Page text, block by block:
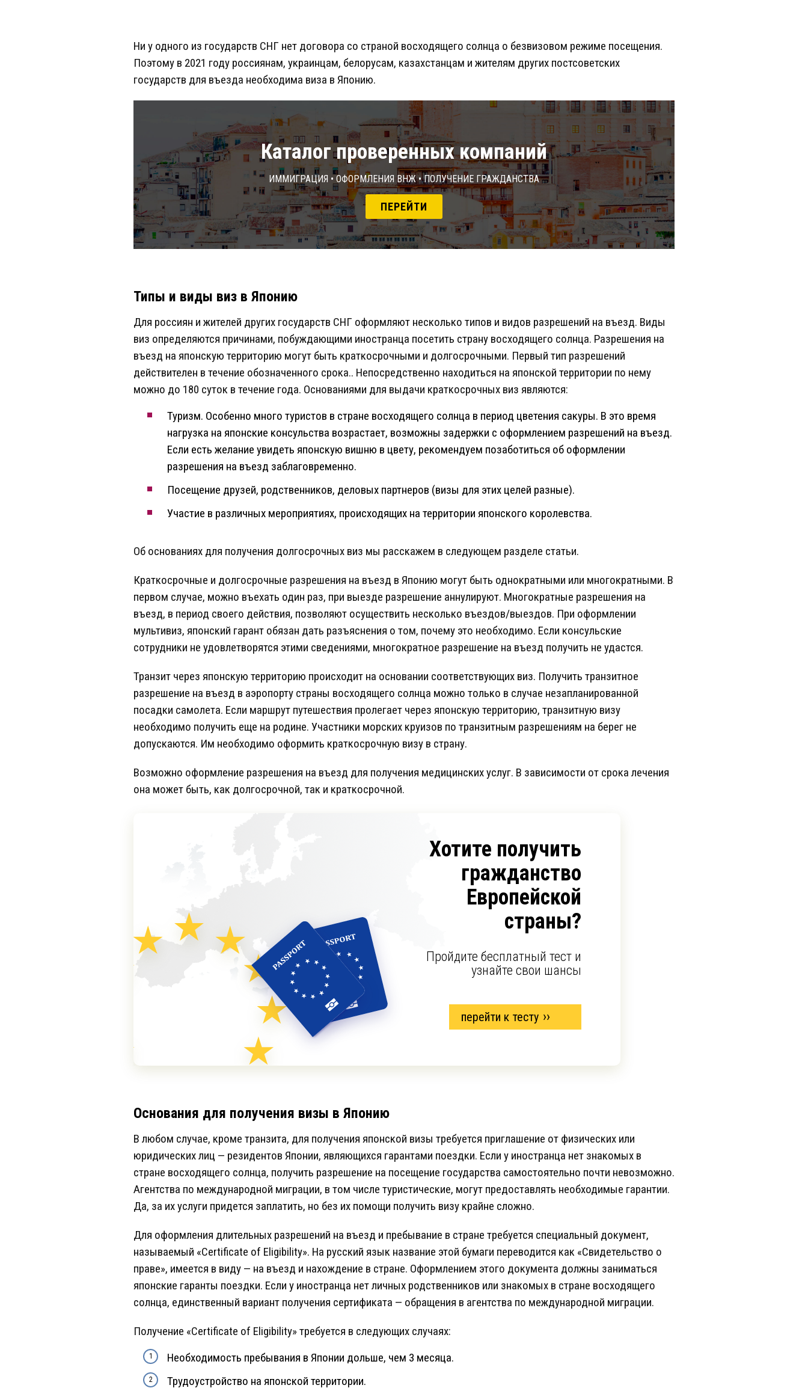
Ни у одного из государств СНГ нет договора со страной восходящего солнца о безвизовом режиме посещения.
Поэтому в 2021 году россиянам, украинцам, белорусам, казахстанцам и жителям других постсоветских
государств для въезда необходима виза в Японию.
Каталог проверенных компаний
Иммиграция • Оформления ВНЖ • Получение гражданства
ПЕРЕЙТИ
Типы и виды виз в Японию
Для россиян и жителей других государств СНГ оформляют несколько типов и видов разрешений на въезд. Виды
виз определяются причинами, побуждающими иностранца посетить страну восходящего солнца. Разрешения на
въезд на японскую территорию могут быть краткосрочными и долгосрочными. Первый тип разрешений
действителен в течение обозначенного срока.. Непосредственно находиться на японской территории по нему
можно до 180 суток в течение года. Основаниями для выдачи краткосрочных виз являются:
Туризм. Особенно много туристов в стране восходящего солнца в период цветения сакуры. В это время
нагрузка на японские консульства возрастает, возможны задержки с оформлением разрешений на въезд.
Если есть желание увидеть японскую вишню в цвету, рекомендуем позаботиться об оформлении
разрешения на въезд заблаговременно.
Посещение друзей, родственников, деловых партнеров (визы для этих целей разные).
Участие в различных мероприятиях, происходящих на территории японского королевства.
Об основаниях для получения долгосрочных виз мы расскажем в следующем разделе статьи.
Краткосрочные и долгосрочные разрешения на въезд в Японию могут быть однократными или многократными. В
первом случае, можно въехать один раз, при выезде разрешение аннулируют. Многократные разрешения на
въезд, в период своего действия, позволяют осуществить несколько въездов/выездов. При оформлении
мультивиз, японский гарант обязан дать разъяснения о том, почему это необходимо. Если консульские
сотрудники не удовлетворятся этими сведениями, многократное разрешение на въезд получить не удастся.
Транзит через японскую территорию происходит на основании соответствующих виз. Получить транзитное
разрешение на въезд в аэропорту страны восходящего солнца можно только в случае незапланированной
посадки самолета. Если маршрут путешествия пролегает через японскую территорию, транзитную визу
необходимо получить еще на родине. Участники морских круизов по транзитным разрешениям на берег не
допускаются. Им необходимо оформить краткосрочную визу в страну.
Возможно оформление разрешения на въезд для получения медицинских услуг. В зависимости от срока лечения
она может быть, как долгосрочной, так и краткосрочной.
Хотите получить
гражданство
Европейской
страны?
Пройдите бесплатный тест и
узнайте свои шансы
перейти к тесту
Основания для получения визы в Японию
В любом случае, кроме транзита, для получения японской визы требуется приглашение от физических или
юридических лиц — резидентов Японии, являющихся гарантами поездки. Если у иностранца нет знакомых в
стране восходящего солнца, получить разрешение на посещение государства самостоятельно почти невозможно.
Агентства по международной миграции, в том числе туристические, могут предоставлять необходимые гарантии.
Да, за их услуги придется заплатить, но без их помощи получить визу крайне сложно.
Для оформления длительных разрешений на въезд и пребывание в стране требуется специальный документ,
называемый «Certificate of Eligibility». На русский язык название этой бумаги переводится как «Свидетельство о
праве», имеется в виду — на въезд и нахождение в стране. Оформлением этого документа должны заниматься
японские гаранты поездки. Если у иностранца нет личных родственников или знакомых в стране восходящего
солнца, единственный вариант получения сертификата — обращения в агентства по международной миграции.
Получение «Certificate of Eligibility» требуется в следующих случаях:
Необходимость пребывания в Японии дольше, чем 3 месяца.
Трудоустройство на японской территории.